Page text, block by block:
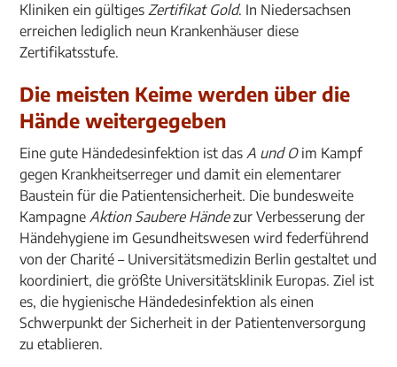
Kliniken ein gültigesZertifikat Gold. In Niedersachsen
erreichen lediglich neun Krankenhäuser diese
Zertifikatsstufe.
Die meisten Keime werden über die
Hände weitergegeben
Eine gute Händedesinfektion ist dasA und Oim Kampf
gegen Krankheitserreger und damit ein elementarer
Baustein für die Patientensicherheit. Die bundesweite
KampagneAktion Saubere Händezur Verbesserung der
Händehygiene im Gesundheitswesen wird federführend
von der Charité – Universitätsmedizin Berlin gestaltet und
koordiniert, die größte Universitätsklinik Europas. Ziel ist
es, die hygienische Händedesinfektion als einen
Schwerpunkt der Sicherheit in der Patientenversorgung
zu etablieren.